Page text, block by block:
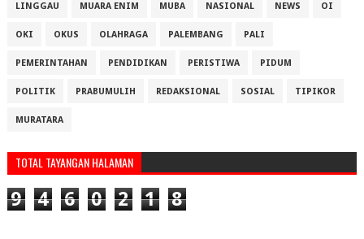
LINGGAU MUARA ENIM MUBA NASIONAL NEWS OI
OKI OKUS OLAHRAGA PALEMBANG PALI
PEMERINTAHAN PENDIDIKAN PERISTIWA PIDUM
POLITIK PRABUMULIH REDAKSIONAL SOSIAL TIPIKOR
MURATARA
TOTAL TAYANGAN HALAMAN
9 4 6 0 2 1 8